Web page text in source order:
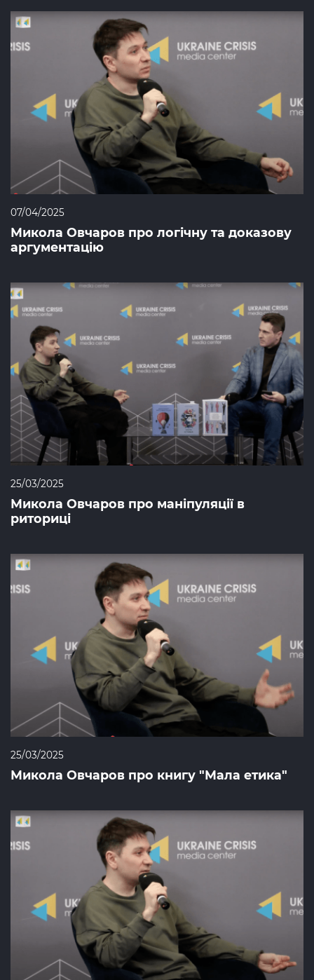
07/04/2025
Микола Овчаров про логічну та доказову
аргументацію
25/03/2025
Микола Овчаров про маніпуляції в
риториці
25/03/2025
Микола Овчаров про книгу "Мала етика"